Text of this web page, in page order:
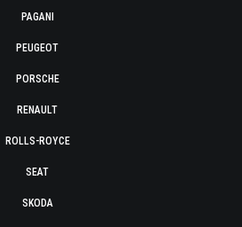
PAGANI
PEUGEOT
PORSCHE
RENAULT
ROLLS-ROYCE
SEAT
SKODA